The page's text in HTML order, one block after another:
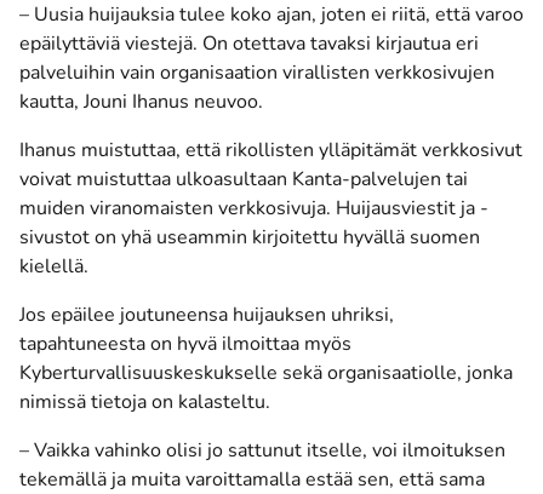
– Uusia huijauksia tulee koko ajan, joten ei riitä, että varoo
epäilyttäviä viestejä. On otettava tavaksi kirjautua eri
palveluihin vain organisaation virallisten verkkosivujen
kautta, Jouni Ihanus neuvoo.
Ihanus muistuttaa, että rikollisten ylläpitämät verkkosivut
voivat muistuttaa ulkoasultaan Kanta-palvelujen tai
muiden viranomaisten verkkosivuja. Huijausviestit ja -
sivustot on yhä useammin kirjoitettu hyvällä suomen
kielellä.
Jos epäilee joutuneensa huijauksen uhriksi,
tapahtuneesta on hyvä ilmoittaa myös
Kyberturvallisuuskeskukselle sekä organisaatiolle, jonka
nimissä tietoja on kalasteltu.
– Vaikka vahinko olisi jo sattunut itselle, voi ilmoituksen
tekemällä ja muita varoittamalla estää sen, että sama